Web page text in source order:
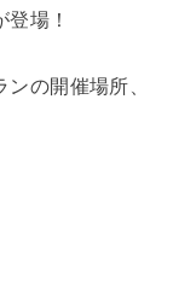
場！
の開催場所、